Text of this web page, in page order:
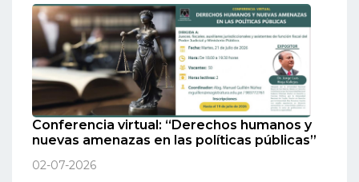
Conferencia virtual: “Derechos humanos y
nuevas amenazas en las políticas públicas”
02-07-2026